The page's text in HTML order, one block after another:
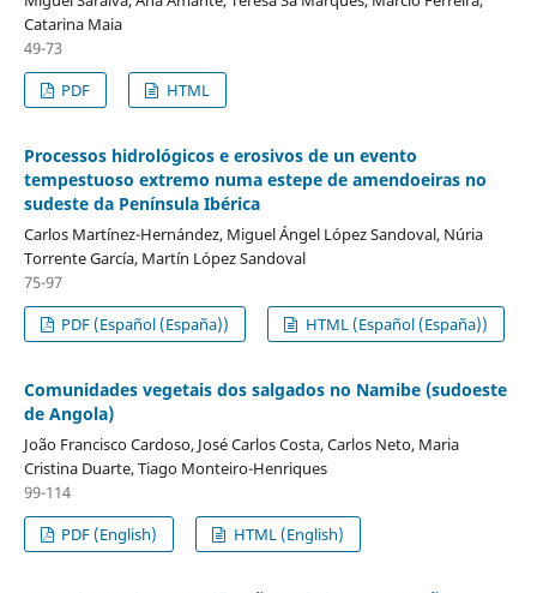
Catarina Maia
49-73
PDF
HTML
Processos hidrológicos e erosivos de un evento
tempestuoso extremo numa estepe de amendoeiras no
sudeste da Península Ibérica
Carlos Martínez-Hernández, Miguel Ángel López Sandoval, Núria
Torrente García, Martín López Sandoval
75-97
PDF (Español (España))
HTML (Español (España))
Comunidades vegetais dos salgados no Namibe (sudoeste
de Angola)
João Francisco Cardoso, José Carlos Costa, Carlos Neto, Maria
Cristina Duarte, Tiago Monteiro-Henriques
99-114
PDF (English)
HTML (English)